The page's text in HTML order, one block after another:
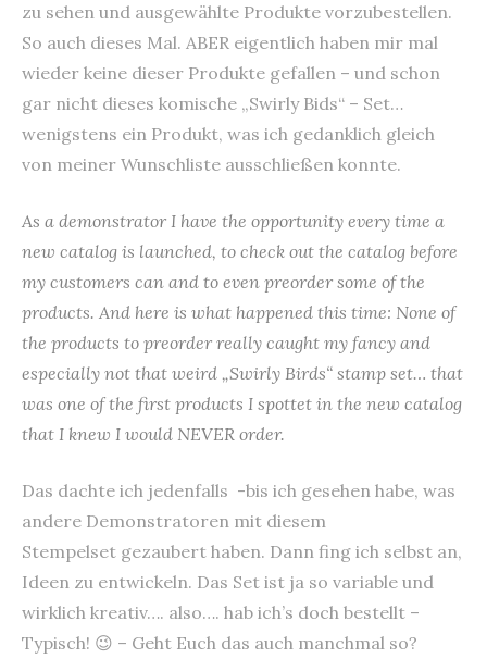
zu sehen und ausgewählte Produkte vorzubestellen.
So auch dieses Mal. ABER eigentlich haben mir mal
wieder keine dieser Produkte gefallen – und schon
gar nicht dieses komische „Swirly Bids“ – Set…
wenigstens ein Produkt, was ich gedanklich gleich
von meiner Wunschliste ausschließen konnte.
As a demonstrator I have the opportunity every time a
new catalog is launched, to check out the catalog before
my customers can and to even preorder some of the
products. And here is what happened this time: None of
the products to preorder really caught my fancy and
especially not that weird „Swirly Birds“ stamp set… that
was one of the first products I spottet in the new catalog
that I knew I would NEVER order.
Das dachte ich jedenfalls -bis ich gesehen habe, was
andere Demonstratoren mit diesem
Stempelset gezaubert haben. Dann fing ich selbst an,
Ideen zu entwickeln. Das Set ist ja so variable und
wirklich kreativ…. also…. hab ich’s doch bestellt –
Typisch! 😉 – Geht Euch das auch manchmal so?